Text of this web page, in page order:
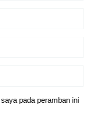
pada peramban ini